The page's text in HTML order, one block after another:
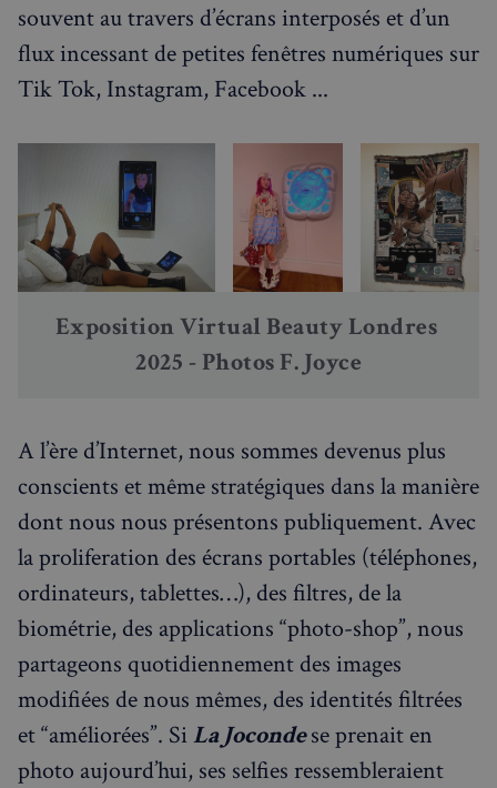
souvent au travers d’écrans interposés et d’un
flux incessant de petites fenêtres numériques sur
Tik Tok, Instagram, Facebook ...
Exposition Virtual Beauty Londres
2025 - Photos F. Joyce
A l’ère d’Internet, nous sommes devenus plus
conscients et même stratégiques dans la manière
dont nous nous présentons publiquement. Avec
la proliferation des écrans portables (téléphones,
ordinateurs, tablettes…), des filtres, de la
biométrie, des applications “photo-shop”, nous
partageons quotidiennement des images
modifiées de nous mêmes, des identités filtrées
et “améliorées”. SiLa Jocondese prenait en
photo aujourd’hui, ses selfies ressembleraient